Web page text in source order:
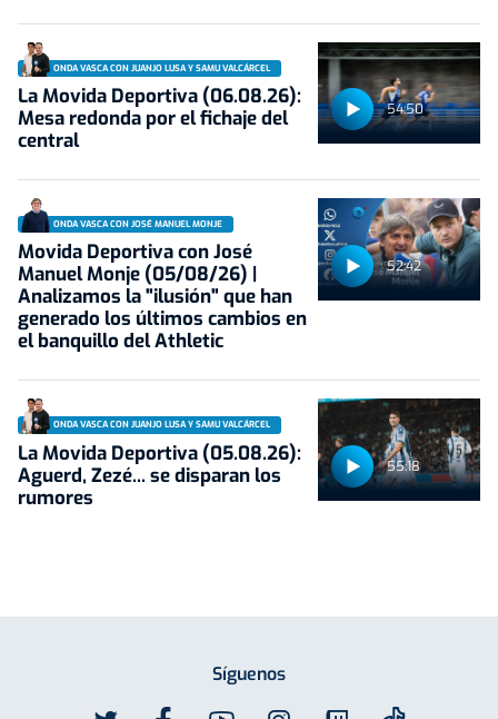
54:50
ONDA VASCA CON JUANJO LUSA Y SAMU VALCÁRCEL
La Movida Deportiva (06.08.26):
Mesa redonda por el fichaje del
central
52:42
ONDA VASCA CON JOSÉ MANUEL MONJE
Movida Deportiva con José
Manuel Monje (05/08/26) |
Analizamos la "ilusión" que han
generado los últimos cambios en
el banquillo del Athletic
55:18
ONDA VASCA CON JUANJO LUSA Y SAMU VALCÁRCEL
La Movida Deportiva (05.08.26):
Aguerd, Zezé... se disparan los
rumores
Síguenos